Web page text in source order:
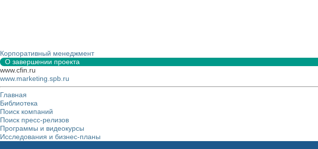
Корпоративный менеджмент
О завершении проекта
www.cfin.ru
www.marketing.spb.ru
Главная
Библиотека
Поиск компаний
Поиск пресс-релизов
Программы и видеокурсы
Исследования и бизнес-планы